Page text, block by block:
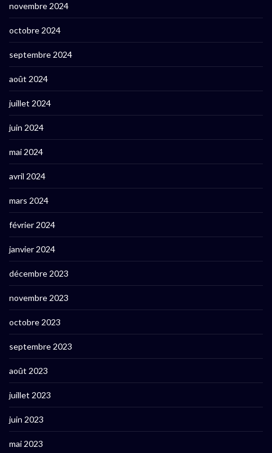
novembre 2024
octobre 2024
septembre 2024
août 2024
juillet 2024
juin 2024
mai 2024
avril 2024
mars 2024
février 2024
janvier 2024
décembre 2023
novembre 2023
octobre 2023
septembre 2023
août 2023
juillet 2023
juin 2023
mai 2023